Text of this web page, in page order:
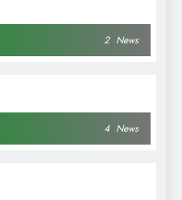
2 News
4 News